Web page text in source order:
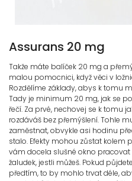
Assurans 20 mg
Takže máte balíček 20 mg a
malou pomocnici, když věci v
Rozdělíme základy, abys k tomu
Tady je minimum 20 mg, jak se
řečí. Za prvé, nechovej se k tomu
rozdáváš bez přemýšlení. Tohle
zaměstnat, obvykle asi hodinu
stalo. Efekty mohou zůstat kolem
vám docela slušné okno pracovat
žaludek, jestli můžeš. Pokud
předtím, to by mohlo trvat déle,